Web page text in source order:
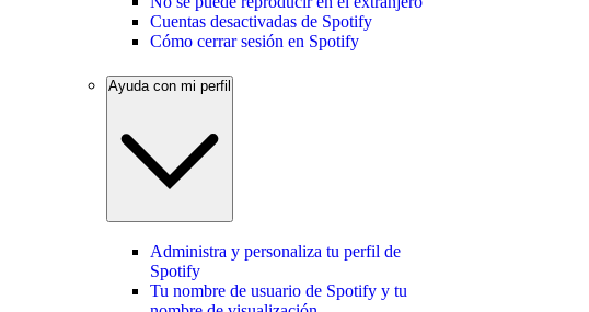
Cuentas desactivadas de Spotify
Cómo cerrar sesión en Spotify
Ayuda con mi perfil
Administra y personaliza tu perfil de
Spotify
Tu nombre de usuario de Spotify y tu